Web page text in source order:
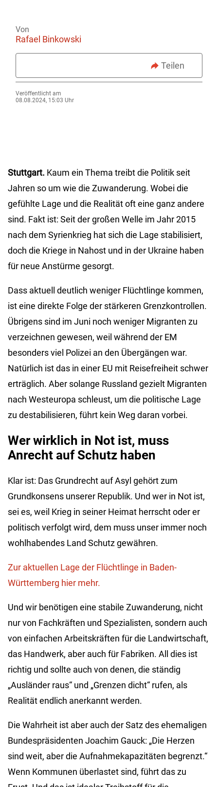
Von
Rafael Binkowski
Teilen
Veröffentlicht am
08.08.2024, 15:03 Uhr
Stuttgart. Kaum ein Thema treibt die Politik seit
Jahren so um wie die Zuwanderung. Wobei die
gefühlte Lage und die Realität oft eine ganz andere
sind. Fakt ist: Seit der großen Welle im Jahr 2015
nach dem Syrienkrieg hat sich die Lage stabilisiert,
doch die Kriege in Nahost und in der Ukraine haben
für neue Anstürme gesorgt.
Dass aktuell deutlich weniger Flüchtlinge kommen,
ist eine direkte Folge der stärkeren Grenzkontrollen.
Übrigens sind im Juni noch weniger Migranten zu
verzeichnen gewesen, weil während der EM
besonders viel Polizei an den Übergängen war.
Natürlich ist das in einer EU mit Reisefreiheit schwer
erträglich. Aber solange Russland gezielt Migranten
nach Westeuropa schleust, um die politische Lage
zu destabilisieren, führt kein Weg daran vorbei.
Wer wirklich in Not ist, muss
Anrecht auf Schutz haben
Klar ist: Das Grundrecht auf Asyl gehört zum
Grundkonsens unserer Republik. Und wer in Not ist,
sei es, weil Krieg in seiner Heimat herrscht oder er
politisch verfolgt wird, dem muss unser immer noch
wohlhabendes Land Schutz gewähren.
Zur aktuellen Lage der Flüchtlinge in Baden-
Württemberg hier mehr.
Und wir benötigen eine stabile Zuwanderung, nicht
nur von Fachkräften und Spezialisten, sondern auch
von einfachen Arbeitskräften für die Landwirtschaft,
das Handwerk, aber auch für Fabriken. All dies ist
richtig und sollte auch von denen, die ständig
„Ausländer raus“ und „Grenzen dicht“ rufen, als
Realität endlich anerkannt werden.
Die Wahrheit ist aber auch der Satz des ehemaligen
Bundespräsidenten Joachim Gauck: „Die Herzen
sind weit, aber die Aufnahmekapazitäten begrenzt.“
Wenn Kommunen überlastet sind, führt das zu